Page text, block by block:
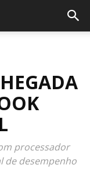
processador
de desempenho